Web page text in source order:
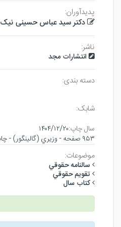
پدیدآوران:
دکتر سید عباس حسینی نیک
ناشر:
انتشارات مجد
دسته بندی:
شابک:
سال چاپ:۱۴۰۴/۱۲/۲۰
۹۵۳ صفحه - وزيري (گالينگور) - چاپ ۱
موضوعات:
سالنامه حقوقي
تقويم حقوقي
كتاب سال